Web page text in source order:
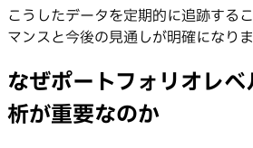
こうしたデータを定期的に追跡する
マンスと今後の見通しが明確になりま
なぜポートフォリオレ
析が重要なのか